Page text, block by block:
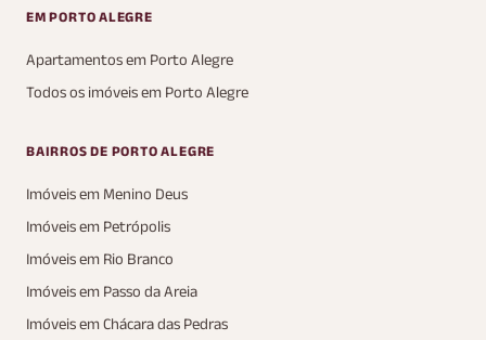
EM PORTO ALEGRE
Apartamentos em Porto Alegre
Todos os imóveis em Porto Alegre
BAIRROS DE PORTO ALEGRE
Imóveis em Menino Deus
Imóveis em Petrópolis
Imóveis em Rio Branco
Imóveis em Passo da Areia
Imóveis em Chácara das Pedras